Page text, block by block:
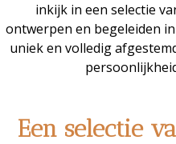
inkijk in een selectie
ontwerpen en begeleiden
uniek en volledig
Een selectie